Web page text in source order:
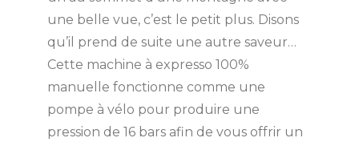
une belle vue, c’est le petit plus. Disons
qu’il prend de suite une autre saveur…
Cette machine à expresso 100%
manuelle fonctionne comme une
pompe à vélo pour produire une
pression de 16 bars afin de vous offrir un